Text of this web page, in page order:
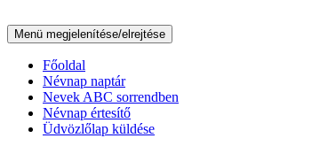
Menü megjelenítése/elrejtése
Főoldal
Névnap naptár
Nevek ABC sorrendben
Névnap értesítő
Üdvözlőlap küldése